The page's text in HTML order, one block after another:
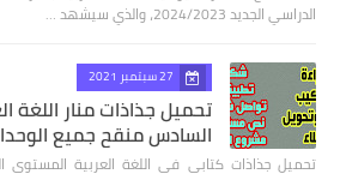
الدراسي الجديد 2024/2023، والذي سيشهد …
27 سبتمبر 2021
تحميل جذاذات منار اللغة
السادس منقح جميع
تحميل جذاذات كتابي في اللغة العربية